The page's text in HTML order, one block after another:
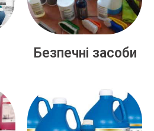
Безпечні засоби